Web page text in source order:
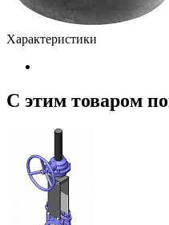
Характеристики
С этим товаром